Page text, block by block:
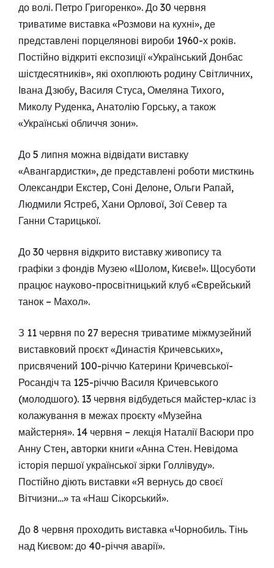
до волі. Петро Григоренко». До 30 червня
триватиме виставка «Розмови на кухні», де
представлені порцелянові вироби 1960-х років.
Постійно відкриті експозиції «Український Донбас
шістдесятників», які охоплюють родину Світличних,
Івана Дзюбу, Василя Стуса, Омеляна Тихого,
Миколу Руденка, Анатолію Горську, а також
«Українські обличчя зони».
До 5 липня можна відвідати виставку
«Авангардистки», де представлені роботи мисткинь
Олександри Екстер, Соні Делоне, Ольги Рапай,
Людмили Ястреб, Хани Орлової, Зої Север та
Ганни Старицької.
До 30 червня відкрито виставку живопису та
графіки з фондів Музею «Шолом, Києве!». Щосуботи
працює науково-просвітницький клуб «Єврейський
танок – Махол».
З 11 червня по 27 вересня триватиме міжмузейний
виставковий проєкт «Династія Кричевських»,
присвячений 100-річчю Катерини Кричевської-
Росандіч та 125-річчю Василя Кричевського
(молодшого). 13 червня відбудеться майстер-клас із
колажування в межах проєкту «Музейна
майстерня». 14 червня – лекція Наталії Васюри про
Анну Стен, авторки книги «Анна Стен. Невідома
історія першої української зірки Голлівуду».
Постійно діють виставки «Я вернусь до своєї
Вітчизни…» та «Наш Сікорський».
До 8 червня проходить виставка «Чорнобиль. Тінь
над Києвом: до 40-річчя аварії».